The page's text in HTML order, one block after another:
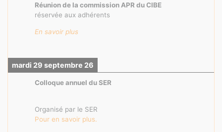
Réunion de la commission APR du CIBE
réservée aux adhérents
En savoir plus
mardi 29 septembre 26
Colloque annuel du SER
Organisé par le SER
Pour en savoir plus.